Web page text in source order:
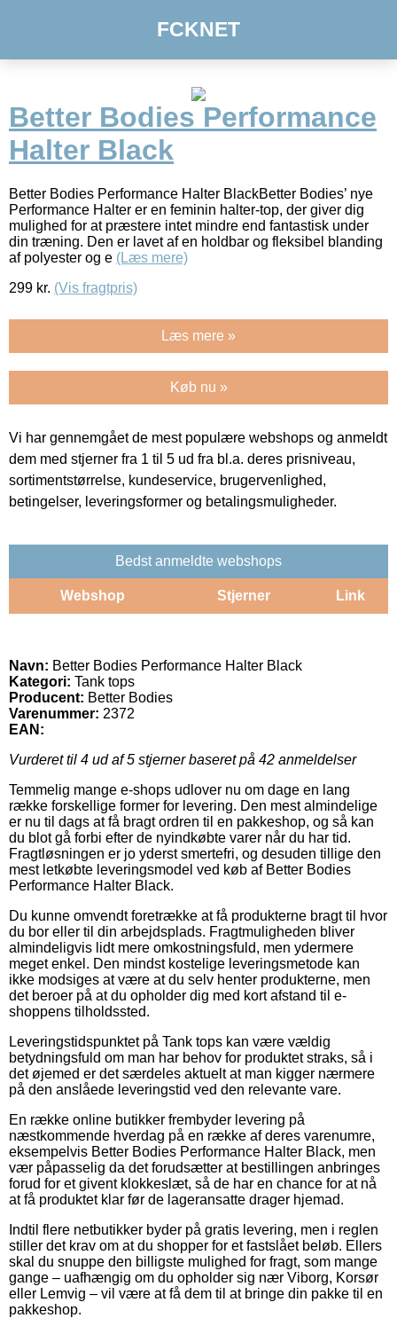
FCKNET
Better Bodies Performance
Halter Black
Better Bodies Performance Halter BlackBetter Bodies’ nye
Performance Halter er en feminin halter-top, der giver dig
mulighed for at præstere intet mindre end fantastisk under
din træning. Den er lavet af en holdbar og fleksibel blanding
af polyester og e (Læs mere)
299 kr. (Vis fragtpris)
Læs mere »
Køb nu »
Vi har gennemgået de mest populære webshops og anmeldt
dem med stjerner fra 1 til 5 ud fra bl.a. deres prisniveau,
sortimentstørrelse, kundeservice, brugervenlighed,
betingelser, leveringsformer og betalingsmuligheder.
Bedst anmeldte webshops
Webshop Stjerner Link
Navn: Better Bodies Performance Halter Black
Kategori: Tank tops
Producent: Better Bodies
Varenummer: 2372
EAN:
Vurderet til 4 ud af 5 stjerner baseret på 42 anmeldelser
Temmelig mange e-shops udlover nu om dage en lang
række forskellige former for levering. Den mest almindelige
er nu til dags at få bragt ordren til en pakkeshop, og så kan
du blot gå forbi efter de nyindkøbte varer når du har tid.
Fragtløsningen er jo yderst smertefri, og desuden tillige den
mest letkøbte leveringsmodel ved køb af Better Bodies
Performance Halter Black.
Du kunne omvendt foretrække at få produkterne bragt til hvor
du bor eller til din arbejdsplads. Fragtmuligheden bliver
almindeligvis lidt mere omkostningsfuld, men ydermere
meget enkel. Den mindst kostelige leveringsmetode kan
ikke modsiges at være at du selv henter produkterne, men
det beroer på at du opholder dig med kort afstand til e-
shoppens tilholdssted.
Leveringstidspunktet på Tank tops kan være vældig
betydningsfuld om man har behov for produktet straks, så i
det øjemed er det særdeles aktuelt at man kigger nærmere
på den anslåede leveringstid ved den relevante vare.
En række online butikker frembyder levering på
næstkommende hverdag på en række af deres varenumre,
eksempelvis Better Bodies Performance Halter Black, men
vær påpasselig da det forudsætter at bestillingen anbringes
forud for et givent klokkeslæt, så de har en chance for at nå
at få produktet klar før de lageransatte drager hjemad.
Indtil flere netbutikker byder på gratis levering, men i reglen
stiller det krav om at du shopper for et fastslået beløb. Ellers
skal du snuppe den billigste mulighed for fragt, som mange
gange – uafhængig om du opholder sig nær Viborg, Korsør
eller Lemvig – vil være at få dem til at bringe din pakke til en
pakkeshop.